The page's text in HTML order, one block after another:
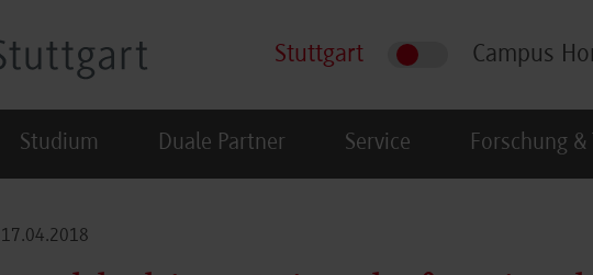
Stuttgart Campus
Studium Duale Partner Service Forschung &
17.04.2018